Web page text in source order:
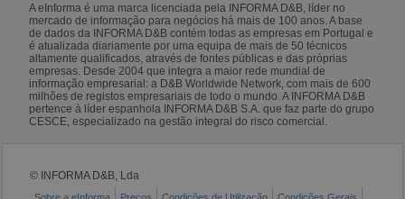
A eInforma é uma marca licenciada pela INFORMA D&B, líder no
mercado de informação para negócios há mais de 100 anos. A base
de dados da INFORMA D&B contém todas as empresas em Portugal e
é atualizada diariamente por uma equipa de mais de 50 técnicos
altamente qualificados, através de fontes públicas e das próprias
empresas. Desde 2004 que integra a maior rede mundial de
informação empresarial: a D&B Worldwide Network, com mais de 600
milhões de registos empresariais de todo o mundo. A INFORMA D&B
pertence à líder espanhola INFORMA D&B S.A. que faz parte do grupo
CESCE, especializado na gestão integral do risco comercial.
© INFORMA D&B, Lda